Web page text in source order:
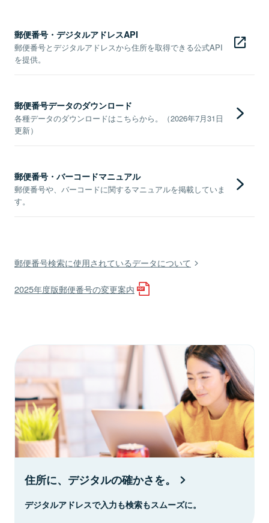
郵便番号・デジタルアドレスAPI
郵便番号とデジタルアドレスから住所を取得できる公式API
を提供。
郵便番号データのダウンロード
各種データのダウンロードはこちらから。（2026年7月31日
更新）
郵便番号・バーコードマニュアル
郵便番号や、バーコードに関するマニュアルを掲載していま
す。
郵便番号検索に使用されているデータについて
2025年度版郵便番号の変更案内
住所に、デジタルの確かさを。
デジタルアドレスで入力も検索もスムーズに。